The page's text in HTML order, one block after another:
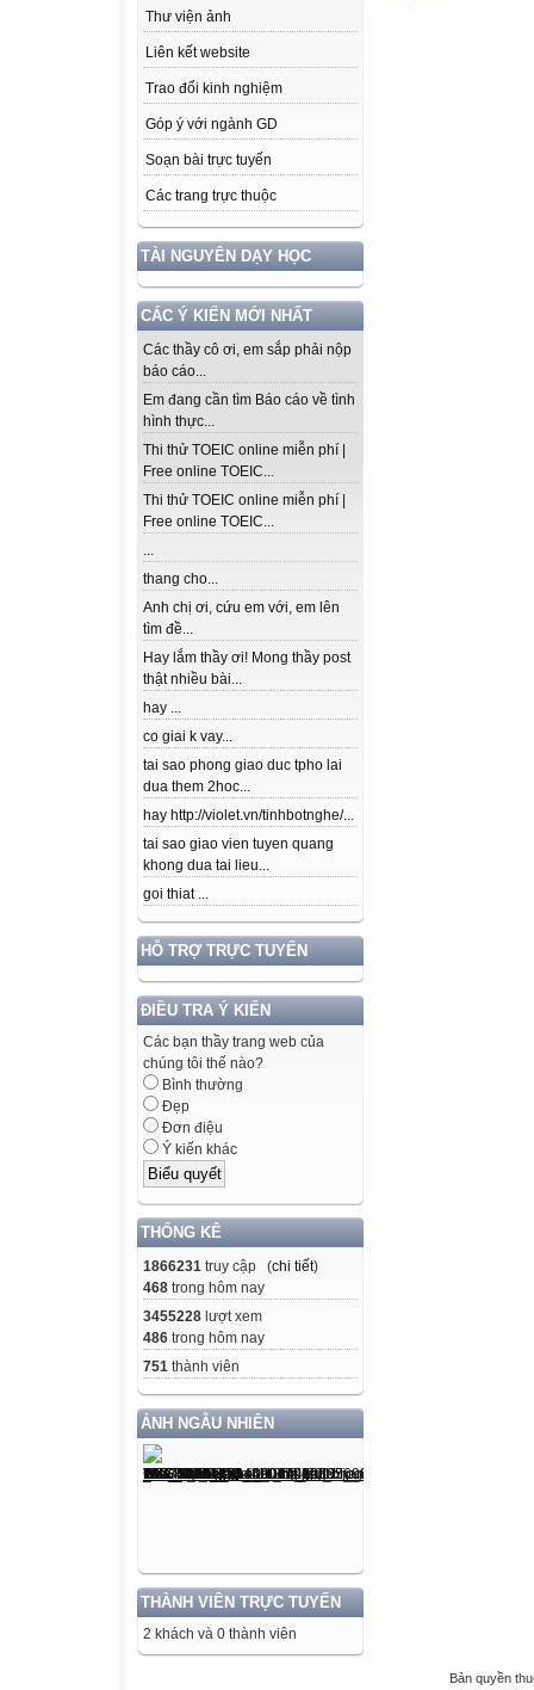
Thư viện ảnh
Liên kết website
Trao đổi kinh nghiệm
Góp ý với ngành GD
Soạn bài trực tuyến
Các trang trực thuộc
TÀI NGUYÊN DẠY HỌC
CÁC Ý KIẾN MỚI NHẤT
Các thầy cô ơi, em sắp phải nộp
báo cáo...
Em đang cần tìm Báo cáo về tình
hình thực...
Thi thử TOEIC online miễn phí |
Free online TOEIC...
Thi thử TOEIC online miễn phí |
Free online TOEIC...
...
thang cho...
Anh chị ơi, cứu em với, em lên
tìm đề...
Hay lắm thầy ơi! Mong thầy post
thật nhiều bài...
hay ...
co giai k vay...
tai sao phong giao duc tpho lai
dua them 2hoc...
hay http://violet.vn/tinhbotnghe/...
tai sao giao vien tuyen quang
khong dua tai lieu...
goi thiat ...
HỖ TRỢ TRỰC TUYẾN
ĐIỀU TRA Ý KIẾN
Các bạn thầy trang web của
chúng tôi thế nào?
Bình thường
Đẹp
Đơn điệu
Ý kiến khác
THỐNG KÊ
1866231 truy cập (chi tiết)
468 trong hôm nay
3455228 lượt xem
486 trong hôm nay
751 thành viên
ẢNH NGẪU NHIÊN
THÀNH VIÊN TRỰC TUYẾN
2 khách và 0 thành viên
Bản quyền